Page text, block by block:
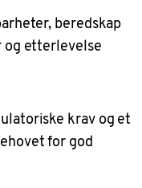
beredskap
og etterlevelse
krav og et
for god